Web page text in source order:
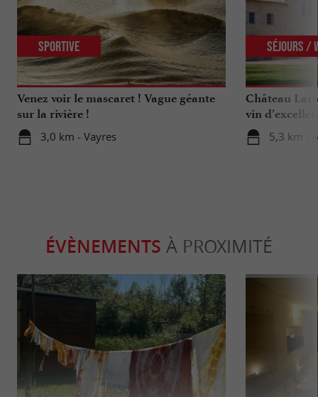
Venez voir le mascaret ! Vague géante
sur la rivière !
3,0 km - Vayres
Sportive
Château
vin
5,3 km -
Séjours /
ÉVÈNEMENTS À PROXIMITÉ